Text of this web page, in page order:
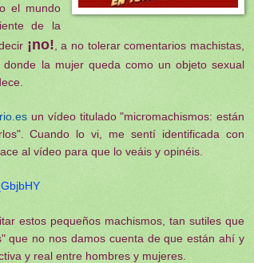
el mundo
de la
¡no! , a no tolerar comentarios machistas,
la mujer queda como un objeto sexual
un vídeo titulado "micromachismos: están
Cuando lo vi, me sentí identificada con
al vídeo para que lo veáis y opinéis.
estos pequeños machismos, tan sutiles que
que no nos damos cuenta de que están ahí y
y real entre hombres y mujeres.